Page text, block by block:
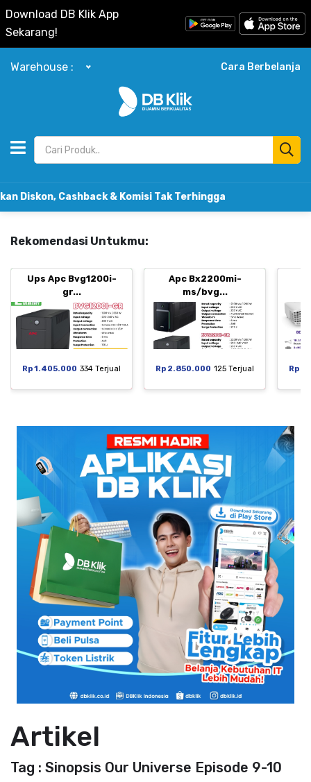
Download DB Klik App
Sekarang!
Warehouse : Cara Berbelanja
Cashback & Komisi Tak Terhingga
Rekomendasi Untukmu:
Ups Apc Bvg1200i-
gr...
Rp 1.405.000 334 Terjual
Apc Bx2200mi-
ms/bvg...
Rp 2.850.000 125 Terjual Rp
Artikel
Tag : Sinopsis Our Universe Episode 9-10